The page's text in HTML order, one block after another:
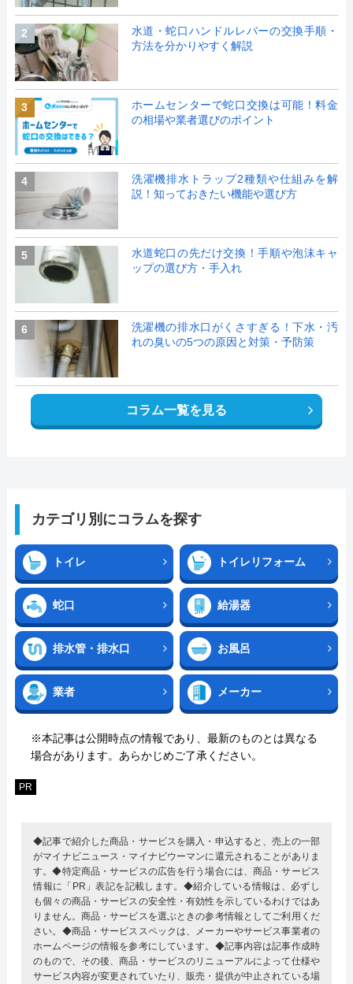
2
水道・蛇口ハンドルレバーの交換手順・
方法を分かりやすく解説
3
ホームセンターで蛇口交換は可能！料金
の相場や業者選びのポイント
4
洗濯機排水トラップ2種類や仕組みを解
説！知っておきたい機能や選び方
5
水道蛇口の先だけ交換！手順や泡沫キャ
ップの選び方・手入れ
6
洗濯機の排水口がくさすぎる！下水・汚
れの臭いの5つの原因と対策・予防策
コラム一覧を見る
カテゴリ別にコラムを探す
トイレ トイレリフォーム
蛇口 給湯器
排水管・排水口 お風呂
業者 メーカー
※本記事は公開時点の情報であり、最新のものとは異なる
場合があります。あらかじめご了承ください。
PR
◆記事で紹介した商品・サービスを購入・申込すると、売上の一部
がマイナビニュース・マイナビウーマンに還元されることがありま
す。◆特定商品・サービスの広告を行う場合には、商品・サービス
情報に「PR」表記を記載します。◆紹介している情報は、必ずし
も個々の商品・サービスの安全性・有効性を示しているわけではあ
りません。商品・サービスを選ぶときの参考情報としてご利用くだ
さい。◆商品・サービススペックは、メーカーやサービス事業者の
ホームページの情報を参考にしています。◆記事内容は記事作成時
のもので、その後、商品・サービスのリニューアルによって仕様や
サービス内容が変更されていたり、販売・提供が中止されている場